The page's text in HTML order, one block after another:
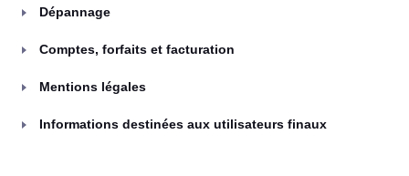
Dépannage
Comptes, forfaits et facturation
Mentions légales
Informations destinées aux utilisateurs finaux